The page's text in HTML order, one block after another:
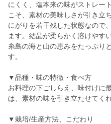
にくく、塩本来の味がストレー
こそ、素材の美味しさが引き立ち
にがりを若干残した状態なので
ます。結晶が柔らかく溶けやす
糸島の海と山の恵みをたっぷり
す。
▼品種・味の特徴・食べ方
お料理の下ごしらえ、味付けに
は、素材の味を引き立たせてくれ
▼栽培/生産方法、こだわり